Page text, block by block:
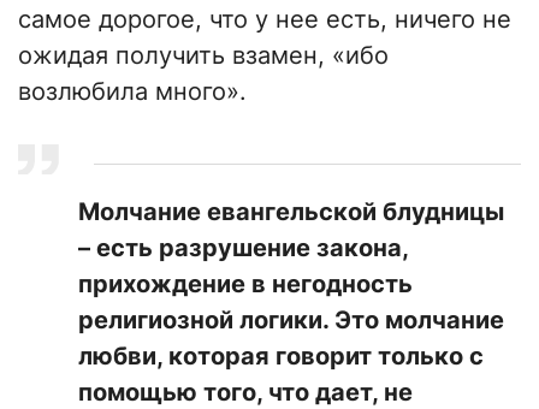
самое дорогое, что у нее есть, ничего не
ожидая получить взамен, «ибо
возлюбила много».
Молчание евангельской блудницы
– есть разрушение закона,
прихождение в негодность
религиозной логики. Это молчание
любви, которая говорит только с
помощью того, что дает, не